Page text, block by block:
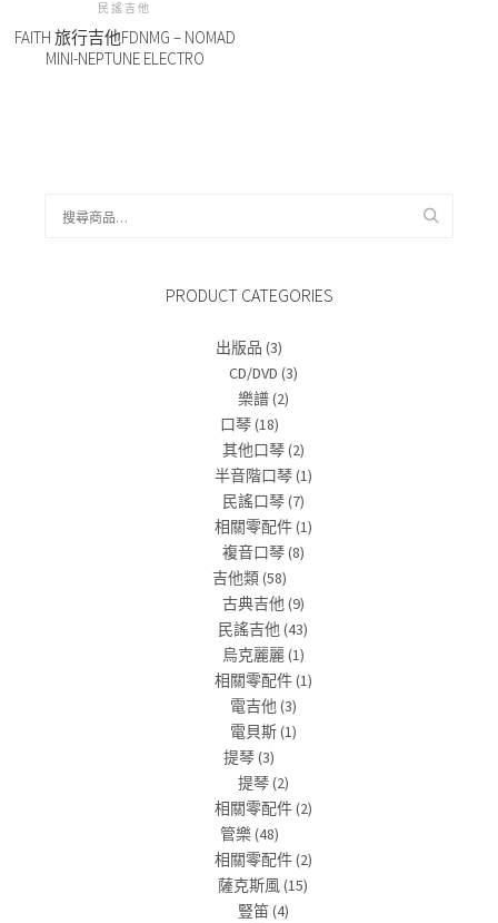
民謠吉他
FAITH 旅行吉他FDNMG – NOMAD
MINI-NEPTUNE ELECTRO
PRODUCT CATEGORIES
出版品 (3)
CD/DVD (3)
樂譜(2)
口琴(18)
其他口琴(2)
半音階口琴(1)
民謠口琴(7)
相關零配件(1)
複音口琴(8)
吉他類(58)
古典吉他(9)
民謠吉他(43)
烏克麗麗 (1)
相關零配件(1)
電吉他(3)
電貝斯(1)
提琴(3)
提琴(2)
相關零配件(2)
管樂(48)
相關零配件(2)
薩克斯風(15)
豎笛 (4)